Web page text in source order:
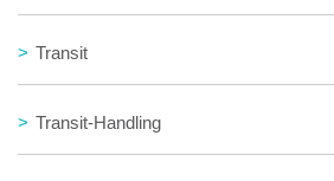
> Transit
> Transit-Handling